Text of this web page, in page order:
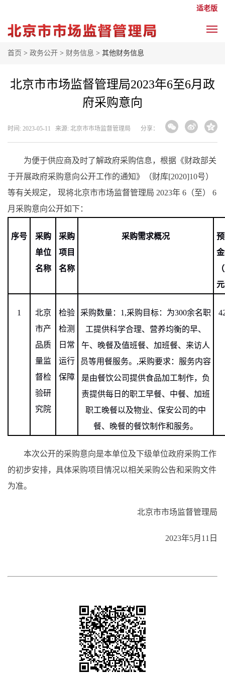
适老版
首页 > 政务公开 > 财务信息 > 其他财务信息
北京市市场监督管理局2023年6至6月政
府采购意向
时间: 2023-05-11 来源: 北京市市场监督管理局 分享：
为便于供应商及时了解政府采购信息，根据《财政部关
于开展政府采购意向公开工作的通知》（财库[2020]10号）
等有关规定， 现将北京市市场监督管理局 2023年 6 （至）
6
月采购意向公开如下：
序号
采购
单位
名称
采购
项目
名称
采购需求概况
1
北京
市产
品质
量监
督检
验研
究院
检验
检测
日常
运行
保障
采购数量： 1,采购目标：为300余名职
工提供科学合理、营养均衡的早、
午、晚餐及值班餐、加班餐、来访人
员等用餐服务。 ,采购要求：服务内容
是由餐饮公司提供食品加工制作，负
责提供每日的职工早餐、中餐、加班
职工晚餐以及物业、保安公司的中
餐、晚餐的餐饮制作和服务。
本次公开的采购意向是本单位及下级单位政府采购工作
的初步安排，具体采购项目情况以相关采购公告和采购文件
为准。
北京市市场监督管理局
2023年5月11日